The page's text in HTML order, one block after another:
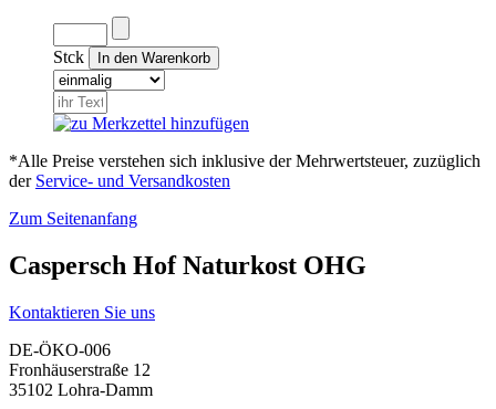
Stck
*Alle Preise verstehen sich inklusive der Mehrwertsteuer, zuzüglich
der Service- und Versandkosten
Zum Seitenanfang
Caspersch Hof Naturkost OHG
Kontaktieren Sie uns
DE-ÖKO-006
Fronhäuserstraße 12
35102 Lohra-Damm